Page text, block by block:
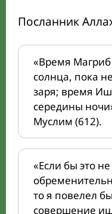
«Время Магриб
солнца, пока
заря; время
середины
Муслим (612).
«Если бы это
то я повелел
совершение